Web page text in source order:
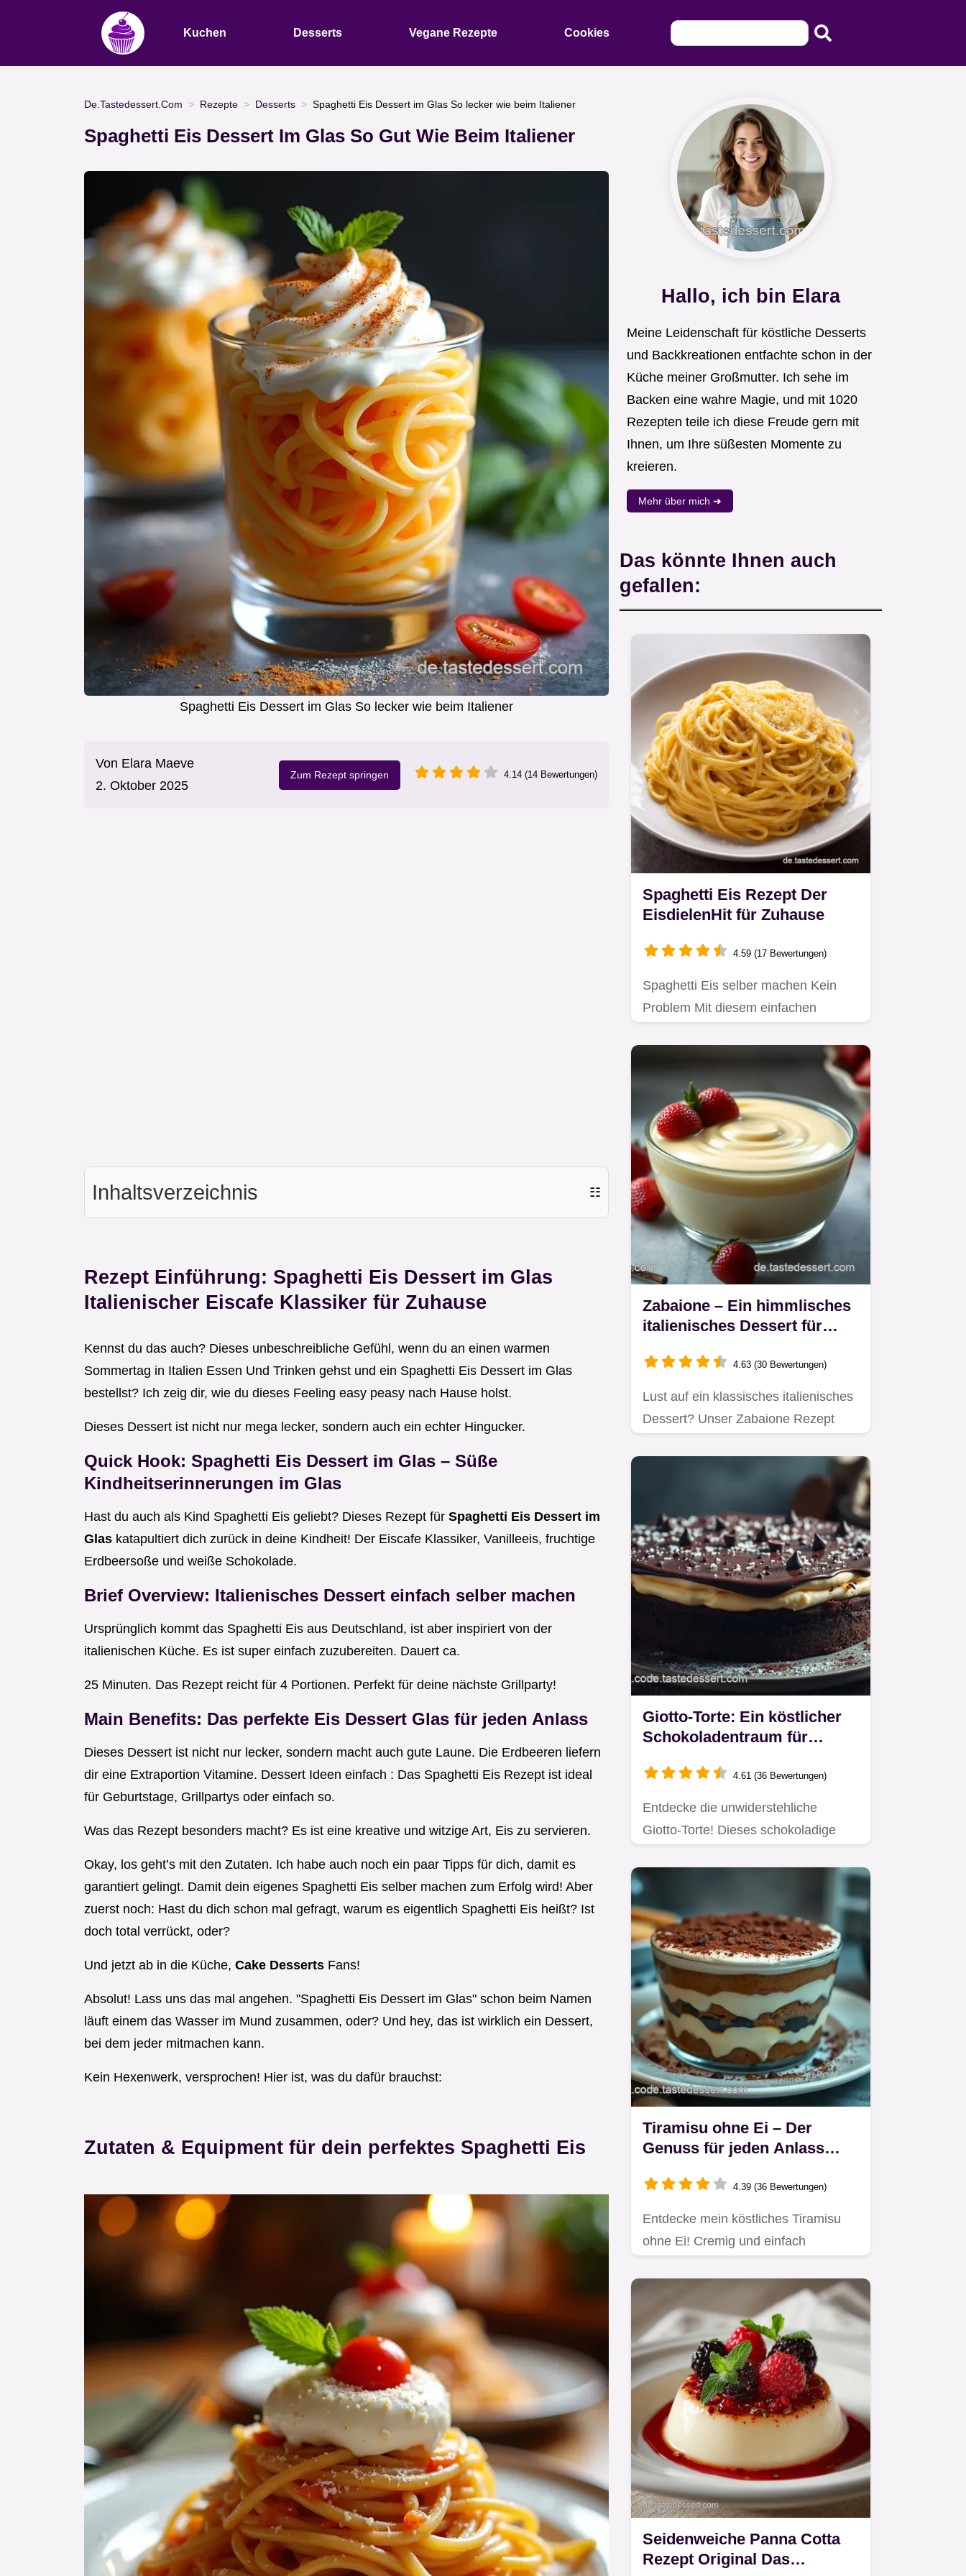
Kuchen Desserts Vegane Rezepte Cookies
De.Tastedessert.Com Rezepte Desserts Spaghetti Eis Dessert im Glas So lecker wie beim Italiener
Spaghetti Eis Dessert Im Glas So Gut Wie Beim Italiener
Spaghetti Eis Dessert im Glas So lecker wie beim Italiener
Von Elara Maeve
2. Oktober 2025
Zum Rezept springen 4.14 (14 Bewertungen)
Inhaltsverzeichnis ☷
Rezept Einführung: Spaghetti Eis Dessert im Glas
Italienischer Eiscafe Klassiker für Zuhause
Kennst du das auch? Dieses unbeschreibliche Gefühl, wenn du an einen warmen
Sommertag in Italien Essen Und Trinken gehst und ein Spaghetti Eis Dessert im Glas
bestellst? Ich zeig dir, wie du dieses Feeling easy peasy nach Hause holst.
Dieses Dessert ist nicht nur mega lecker, sondern auch ein echter Hingucker.
Quick Hook: Spaghetti Eis Dessert im Glas – Süße
Kindheitserinnerungen im Glas
Hast du auch als Kind Spaghetti Eis geliebt? Dieses Rezept für Spaghetti Eis Dessert im
Glas katapultiert dich zurück in deine Kindheit! Der Eiscafe Klassiker, Vanilleeis, fruchtige
Erdbeersoße und weiße Schokolade.
Brief Overview: Italienisches Dessert einfach selber machen
Ursprünglich kommt das Spaghetti Eis aus Deutschland, ist aber inspiriert von der
italienischen Küche. Es ist super einfach zuzubereiten. Dauert ca.
25 Minuten. Das Rezept reicht für 4 Portionen. Perfekt für deine nächste Grillparty!
Main Benefits: Das perfekte Eis Dessert Glas für jeden Anlass
Dieses Dessert ist nicht nur lecker, sondern macht auch gute Laune. Die Erdbeeren liefern
dir eine Extraportion Vitamine. Dessert Ideen einfach : Das Spaghetti Eis Rezept ist ideal
für Geburtstage, Grillpartys oder einfach so.
Was das Rezept besonders macht? Es ist eine kreative und witzige Art, Eis zu servieren.
Okay, los geht’s mit den Zutaten. Ich habe auch noch ein paar Tipps für dich, damit es
garantiert gelingt. Damit dein eigenes Spaghetti Eis selber machen zum Erfolg wird! Aber
zuerst noch: Hast du dich schon mal gefragt, warum es eigentlich Spaghetti Eis heißt? Ist
doch total verrückt, oder?
Und jetzt ab in die Küche, Cake Desserts Fans!
Absolut! Lass uns das mal angehen. "Spaghetti Eis Dessert im Glas" schon beim Namen
läuft einem das Wasser im Mund zusammen, oder? Und hey, das ist wirklich ein Dessert,
bei dem jeder mitmachen kann.
Kein Hexenwerk, versprochen! Hier ist, was du dafür brauchst:
Zutaten & Equipment für dein perfektes Spaghetti Eis
Hallo, ich bin Elara
Meine Leidenschaft für köstliche Desserts
und Backkreationen entfachte schon in der
Küche meiner Großmutter. Ich sehe im
Backen eine wahre Magie, und mit 1020
Rezepten teile ich diese Freude gern mit
Ihnen, um Ihre süßesten Momente zu
kreieren.
Mehr über mich ➜
Das könnte Ihnen auch
gefallen:
Spaghetti Eis Rezept Der
EisdielenHit für Zuhause
4.59 (17 Bewertungen)
Spaghetti Eis selber machen Kein
Problem Mit diesem einfachen
Zabaione – Ein himmlisches
italienisches Dessert für
4.63 (30 Bewertungen)
Lust auf ein klassisches italienisches
Dessert? Unser Zabaione Rezept
Giotto-Torte: Ein köstlicher
Schokoladentraum für
4.61 (36 Bewertungen)
Entdecke die unwiderstehliche
Giotto-Torte! Dieses schokoladige
Tiramisu ohne Ei – Der
Genuss für jeden Anlass
4.39 (36 Bewertungen)
Entdecke mein köstliches Tiramisu
ohne Ei! Cremig und einfach
Seidenweiche Panna Cotta
Rezept Original Das